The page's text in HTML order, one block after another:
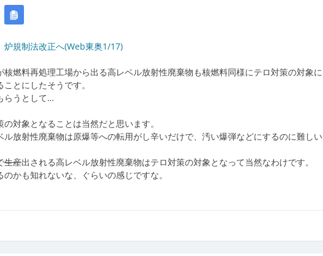
規制法改正へ(Web東奥1/17)
燃料再処理工場から出る高レベル放射性廃棄物も核燃料同様にテロ対策の対象に
とにしたそうです。
らうとして…
対象となることは当然だと思います。
放射性廃棄物は原爆等への転用がし辛いだけで、汚い爆弾などにするのに難しい
生産出される高レベル放射性廃棄物はテロ対策の対象となって当然なわけです。
かも知れないな、ぐらいの感じですな。